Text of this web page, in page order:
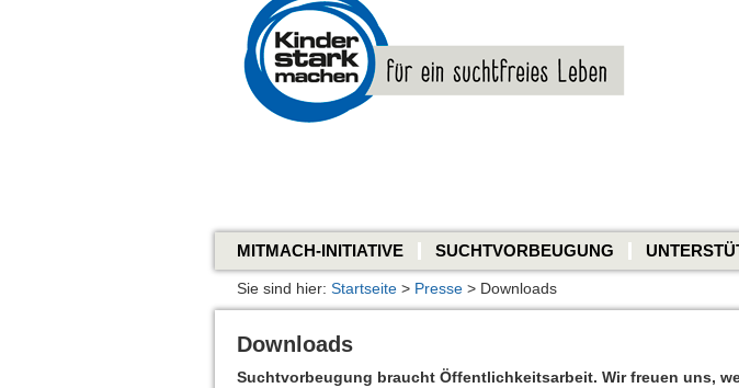
www.kinderstarkmachen.de
MITMACH-INITIATIVE SUCHTVORBEUGUNG
Sie sind hier: Startseite > Presse > Downloads
Downloads
Suchtvorbeugung braucht Öffentlichkeitsarbeit. Wir freuen uns,